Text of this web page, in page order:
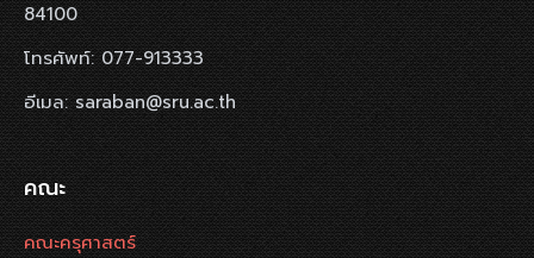
84100
โทรศัพท์: 077-913333
อีเมล: saraban@sru.ac.th
คณะ
คณะครุศาสตร์